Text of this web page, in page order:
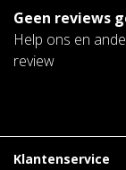
Geen reviews
Help ons en
review
Klantenservice